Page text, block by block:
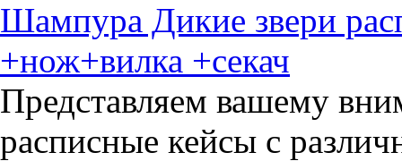
Шампура Дикие звери
+нож+вилка +секач
Представляем вашему
расписные кейсы с